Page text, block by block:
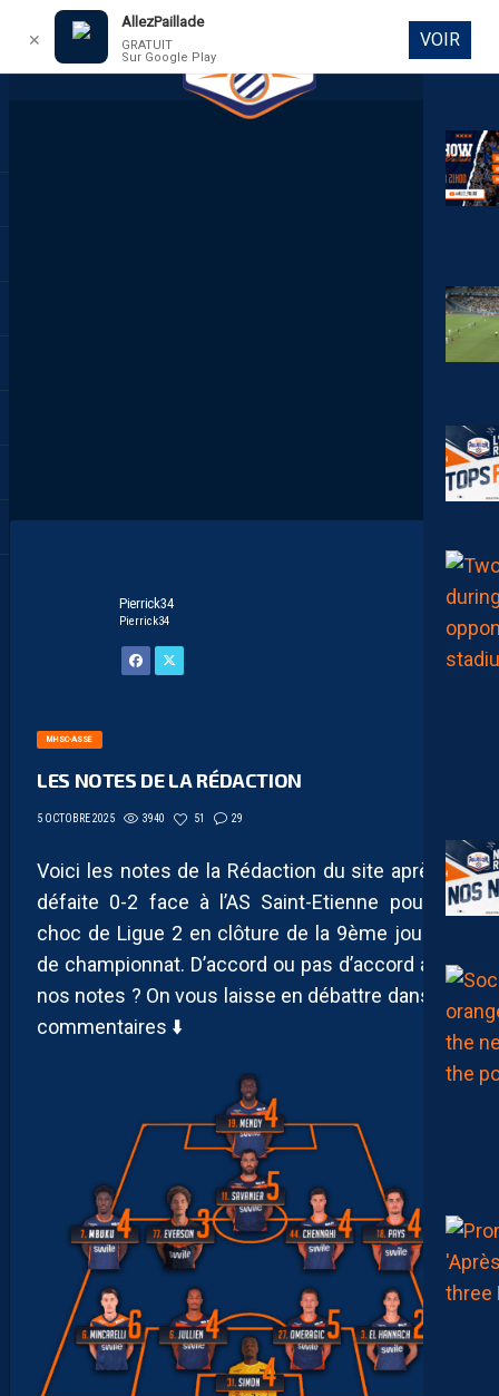
DIRECT
Pierrick34
Pierrick34
MHSC-ASSE
LES NOTES DE LA RÉDACTION
5 OCTOBRE 2025 3940 51 29
Voici les notes de la Rédaction du site après la
défaite 0-2 face à l’AS Saint-Etienne pour ce
choc de Ligue 2 en clôture de la 9ème journée
de championnat. D’accord ou pas d’accord avec
nos notes ? On vous laisse en débattre dans les
commentaires ⬇️
✕
AllezPaillade
GRATUIT
Sur Google Play
VOIR